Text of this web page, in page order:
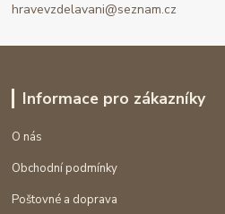
hravevzdelavani@seznam.cz
Informace pro zákazníky
O nás
Obchodní podmínky
Poštovné a doprava